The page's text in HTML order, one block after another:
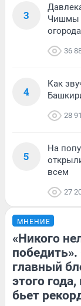
3
Чишмы
36
4
Как
28
5
На
всем
27
МНЕНИЕ
«Никого
главный
этого
бьет